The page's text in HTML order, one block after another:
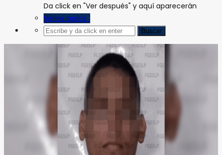
Da click en "Ver después" y aquí aparecerán
Verlos todos